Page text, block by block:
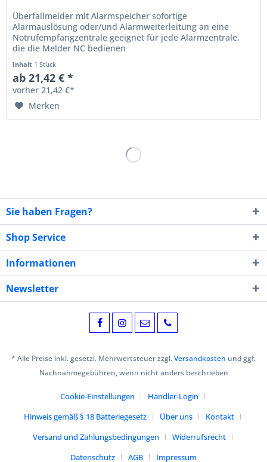
Überfallmelder mit Alarmspeicher sofortige
Alarmauslösung oder/und Alarmweiterleitung an eine
Notrufempfangzentrale geeignet für jede Alarmzentrale,
die die Melder NC bedienen
Inhalt 1 Stück
ab 21,42 € *
vorher 21,42 €*
Merken
Sie haben Fragen?
Shop Service
Informationen
Newsletter
* Alle Preise inkl. gesetzl. Mehrwertsteuer zzgl.Versandkosten und ggf.
Nachnahmegebühren, wenn nicht anders beschrieben
Cookie-Einstellungen
Händler-Login
Hinweis gemäß § 18 Batteriegesetz
Über uns
Kontakt
Versand und Zahlungsbedingungen
Widerrufsrecht
Datenschutz
AGB Impressum